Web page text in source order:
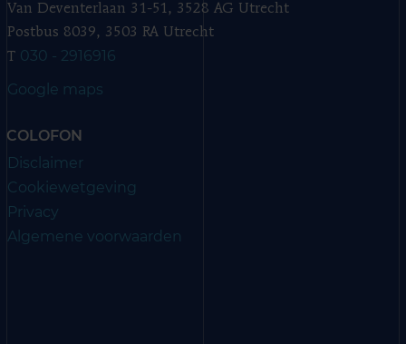
Van Deventerlaan 31-51, 3528 AG Utrecht
Postbus 8039, 3503 RA Utrecht
T 030 - 2916916
Google maps
COLOFON
Disclaimer
Cookiewetgeving
Privacy
Algemene voorwaarden